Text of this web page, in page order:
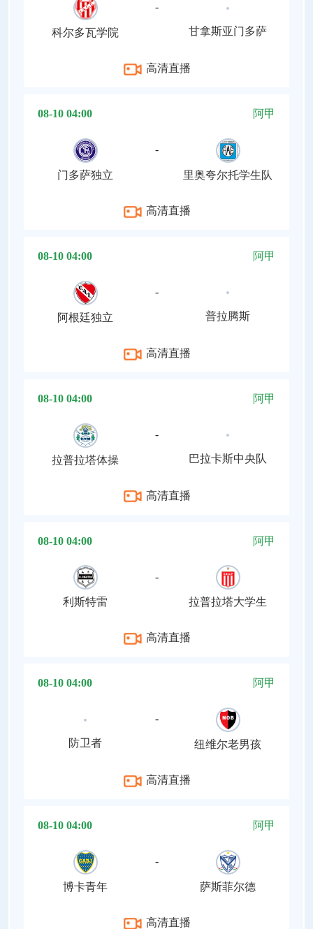
科尔多瓦学院
-
甘拿斯亚门多萨
高清直播
08-10 04:00 阿甲
门多萨独立
-
里奥夸尔托学生队
高清直播
08-10 04:00 阿甲
阿根廷独立
-
普拉腾斯
高清直播
08-10 04:00 阿甲
拉普拉塔体操
-
巴拉卡斯中央队
高清直播
08-10 04:00 阿甲
利斯特雷
-
拉普拉塔大学生
高清直播
08-10 04:00 阿甲
防卫者
-
纽维尔老男孩
高清直播
08-10 04:00 阿甲
博卡青年
-
萨斯菲尔德
高清直播